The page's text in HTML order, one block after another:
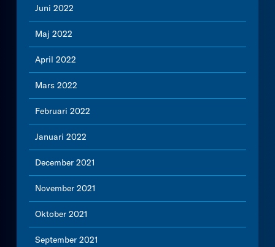
Juni 2022
Maj 2022
April 2022
Mars 2022
Februari 2022
Januari 2022
December 2021
November 2021
Oktober 2021
September 2021